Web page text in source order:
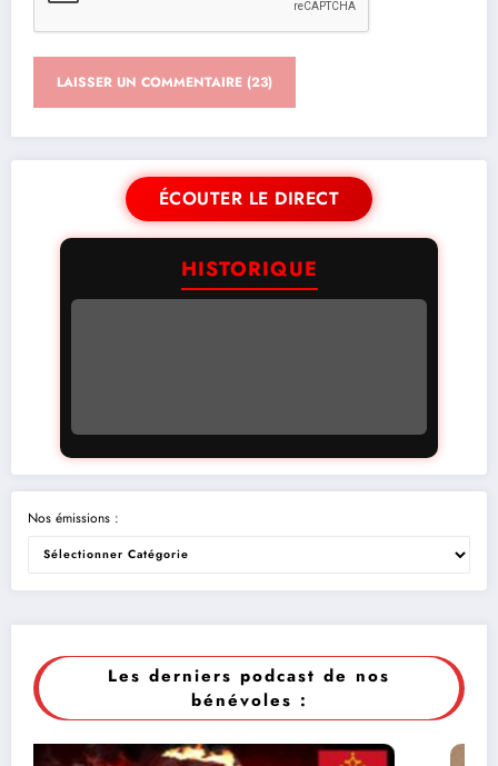
ÉCOUTER LE DIRECT
HISTORIQUE
Nos émissions :
Les derniers podcast de nos
bénévoles :